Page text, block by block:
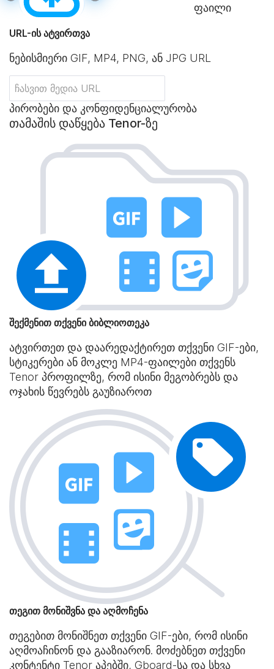
ფაილი
URL-ის ატვირთვა
ნებისმიერი GIF, MP4, PNG, ან JPG URL
პირობები და კონფიდენციალურობა
თამაშის დაწყება Tenor-ზე
შექმენით თქვენი ბიბლიოთეკა
ატვირთეთ და დაარედაქტირეთ თქვენი GIF-ები,
სტიკერები ან მოკლე MP4-ფაილები თქვენს
Tenor პროფილზე, რომ ისინი მეგობრებს და
ოჯახის წევრებს გაუზიაროთ
თეგით მონიშვნა და აღმოჩენა
თეგებით მონიშნეთ თქვენი GIF-ები, რომ ისინი
აღმოაჩინონ და გააზიარონ. მოძებნეთ თქვენი
კონტენტი Tenor აპებში, Gboard-სა და სხვა